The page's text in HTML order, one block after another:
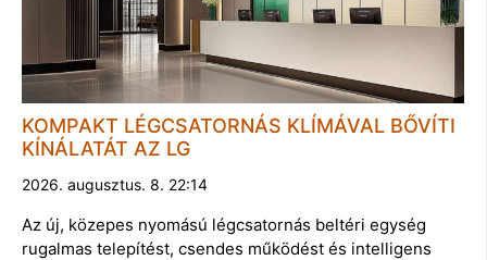
KOMPAKT LÉGCSATORNÁS KLÍMÁVAL BŐVÍTI
KÍNÁLATÁT AZ LG
2026. augusztus. 8. 22:14
Az új, közepes nyomású légcsatornás beltéri egység
rugalmas telepítést, csendes működést és intelligens